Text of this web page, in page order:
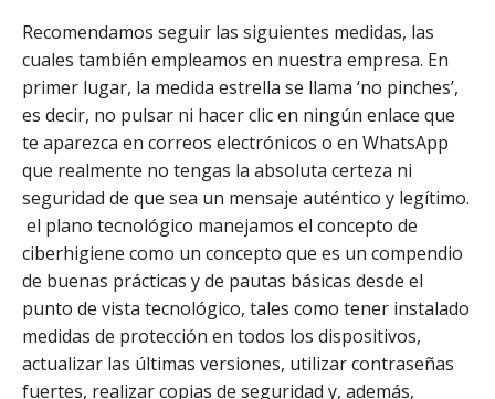
Recomendamos seguir las siguientes medidas, las
cuales también empleamos en nuestra empresa. En
primer lugar, la medida estrella se llama ‘no pinches’,
es decir, no pulsar ni hacer clic en ningún enlace que
te aparezca en correos electrónicos o en WhatsApp
que realmente no tengas la absoluta certeza ni
seguridad de que sea un mensaje auténtico y legítimo.
el plano tecnológico manejamos el concepto de
ciberhigiene como un concepto que es un compendio
de buenas prácticas y de pautas básicas desde el
punto de vista tecnológico, tales como tener instalado
medidas de protección en todos los dispositivos,
actualizar las últimas versiones, utilizar contraseñas
fuertes, realizar copias de seguridad y, además,